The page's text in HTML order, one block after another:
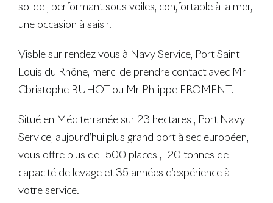
solide , performant sous voiles, con,fortable à la mer,
une occasion à saisir.
Visble sur rendez vous à Navy Service, Port Saint
Louis du Rhône, merci de prendre contact avec Mr
Cbristophe BUHOT ou Mr Philippe FROMENT.
Situé en Méditerranée sur 23 hectares , Port Navy
Service, aujourd’hui plus grand port à sec européen,
vous offre plus de 1500 places , 120 tonnes de
capacité de levage et 35 années d’expérience à
votre service.